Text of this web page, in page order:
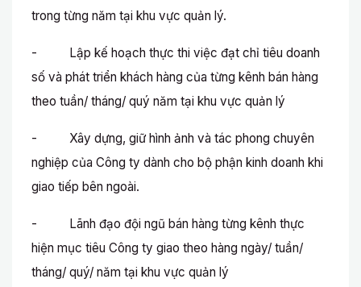
trong từng năm tại khu vực quản lý.
- Lập kế hoạch thực thi việc đạt chỉ tiêu doanh
số và phát triển khách hàng của từng kênh bán hàng
theo tuần/ tháng/ quý năm tại khu vực quản lý
- Xây dựng, giữ hình ảnh và tác phong chuyên
nghiệp của Công ty dành cho bộ phận kinh doanh khi
giao tiếp bên ngoài.
- Lãnh đạo đội ngũ bán hàng từng kênh thực
hiện mục tiêu Công ty giao theo hàng ngày/ tuần/
tháng/ quý/ năm tại khu vực quản lý